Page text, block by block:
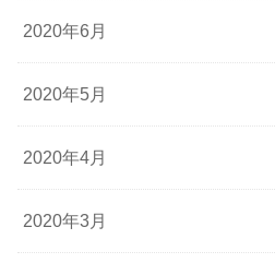
2020年6月
2020年5月
2020年4月
2020年3月